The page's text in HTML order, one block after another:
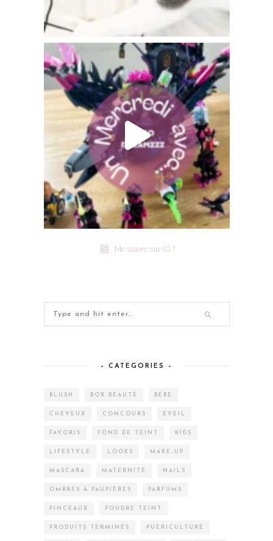
Me suivre sur IG !
– CATEGORIES –
BLUSH BOX BEAUTÉ BÉBÉ
CHEVEUX CONCOURS EVEIL
FAVORIS FOND DE TEINT KIDS
LIFESTYLE LOOKS MAKE-UP
MASCARA MATERNITÉ NAILS
OMBRES À PAUPIÈRES PARFUMS
PINCEAUX POUDRE TEINT
PRODUITS TERMINÉS PUÉRICULTURE